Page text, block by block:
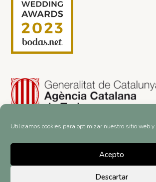
Utilizamos cookies para optimizar nuestro sitio web y
Acepto
Descartar